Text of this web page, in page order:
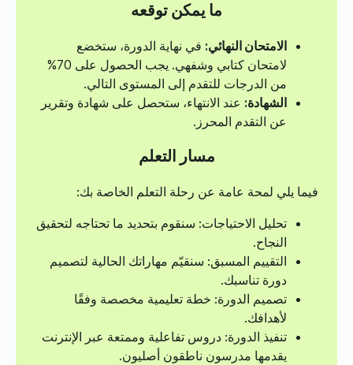
ما يمكن توقعه
الامتحان النهائي: في نهاية الدورة، ستخضع
لامتحان كتابي وشفهي. يجب الحصول على 70%
من الدرجات للتقدم إلى المستوى التالي.
الشهادة: عند الانتهاء، ستحصل على شهادة وتقرير
عن التقدم المحرز.
مسار التعلم
فيما يلي لمحة عامة عن رحلة التعلم الخاصة بك:
تحليل الاحتياجات: سنقوم بتحديد ما تحتاجه لتحقيق
النجاح.
التقييم المسبق: سنقيّم مهاراتك الحالية لتصميم
دورة تناسبك.
تصميم الدورة: خطة تعليمية مخصصة وفقًا
لأهدافك.
تنفيذ الدورة: دروس تفاعلية وممتعة عبر الإنترنت
يقدمها مدرسون ناطقون أصليون.